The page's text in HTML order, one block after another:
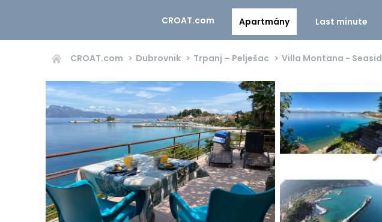
CROAT.com Apartmány Last minute
CROAT.com Dubrovnik Trpanj – Pelješac Villa Montana -